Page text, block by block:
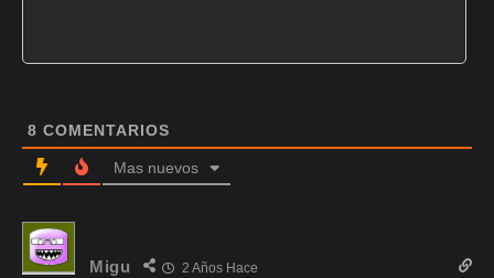
8 COMENTARIOS
Mas nuevos
Migu 2 Años Hace